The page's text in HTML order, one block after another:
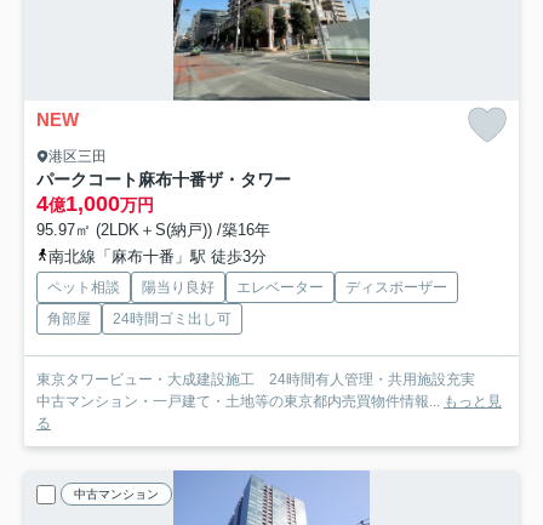
NEW
港区三田
パークコート麻布十番ザ・タワー
4億1,000万円
95.97㎡ (2LDK＋S(納戸)) /築16年
南北線「麻布十番」駅 徒歩3分
ペット相談 陽当り良好 エレベーター
ディスポーザー
角部屋
24時間ゴミ出し可
東京タワービュー・大成建設施工 24時間有人管理・共用施設充実
中古マンション・一戸建て・土地等の東京都内売買物件情報... もっと見
る
中古マンション